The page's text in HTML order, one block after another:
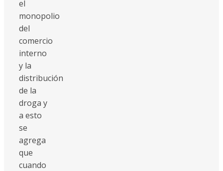
el
monopolio
del
comercio
interno
y la
distribución
de la
droga y
a esto
se
agrega
que
cuando